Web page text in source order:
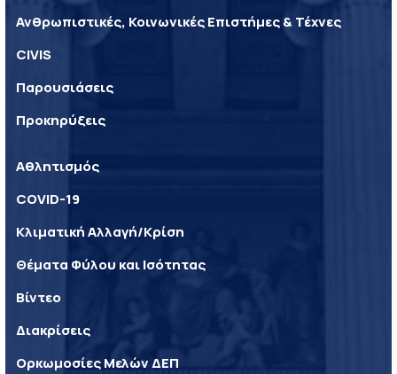
Ανθρωπιστικές, Κοινωνικές Επιστήμες & Τέχνες
CIVIS
Παρουσιάσεις
Προκηρύξεις
Αθλητισμός
COVID-19
Κλιματική Αλλαγή/Κρίση
Θέματα Φύλου και Ισότητας
Βίντεο
Διακρίσεις
Ορκωμοσίες Μελών ΔΕΠ